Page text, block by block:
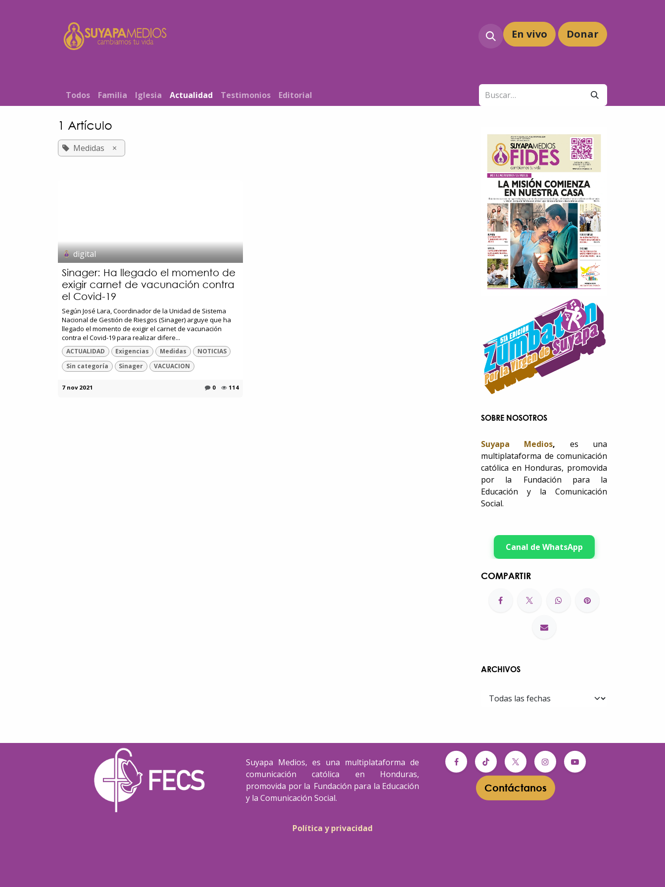
En vivo Donar
T​od​​os Familia Iglesia Actualidad Testimonios Editorial
1 Artículo
Medidas ×
digital
Sinager: Ha llegado el momento de
exigir carnet de vacunación contra
el Covid-19
Según José Lara, Coordinador de la Unidad de Sistema
Nacional de Gestión de Riesgos (Sinager) arguye que ha
llegado el momento de exigir el carnet de vacunación
contra el Covid-19 para realizar difere...
ACTUALIDAD Exigencias Medidas
NOTICIAS
Sin categoría
Sinager VACUACION
7 nov 2021 0 114
SOBRE NOSOTROS
Suyapa Medios, es una
multiplataforma de comunicación
católica en Honduras, promovida
por la Fundación para la
Educación y la Comunicación
Social.
Canal de WhatsApp
COMPARTIR
ARCHIVOS
Contáctanos​​
Suyapa Medios, es una multiplataforma de
comunicación católica en Honduras,
promovida por la Fundación para la Educación
y la Comunicación Social.
Política y privacidad